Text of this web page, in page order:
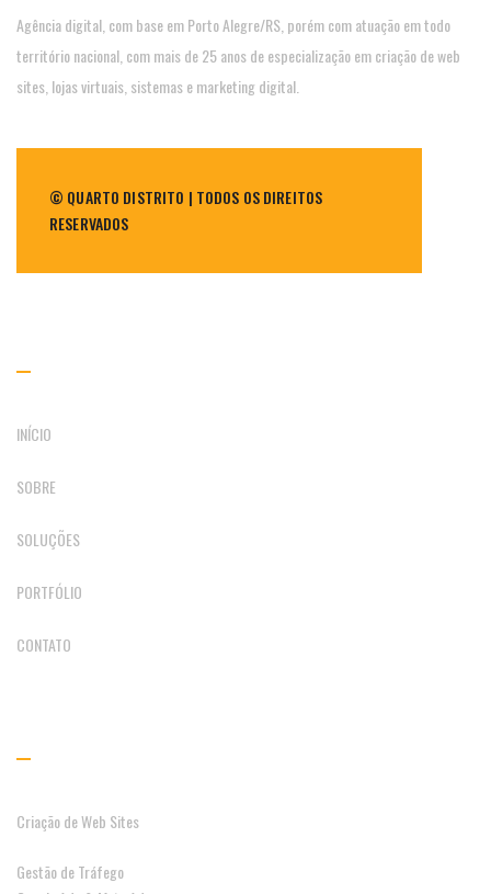
Agência digital, com base em Porto Alegre/RS, porém com atuação em todo
território nacional, com mais de 25 anos de especialização em criação de web
sites, lojas virtuais, sistemas e marketing digital.
© QUARTO DISTRITO | TODOS OS DIREITOS
RESERVADOS
INÍCIO
SOBRE
SOLUÇÕES
PORTFÓLIO
CONTATO
Criação de Web Sites
Gestão de Tráfego